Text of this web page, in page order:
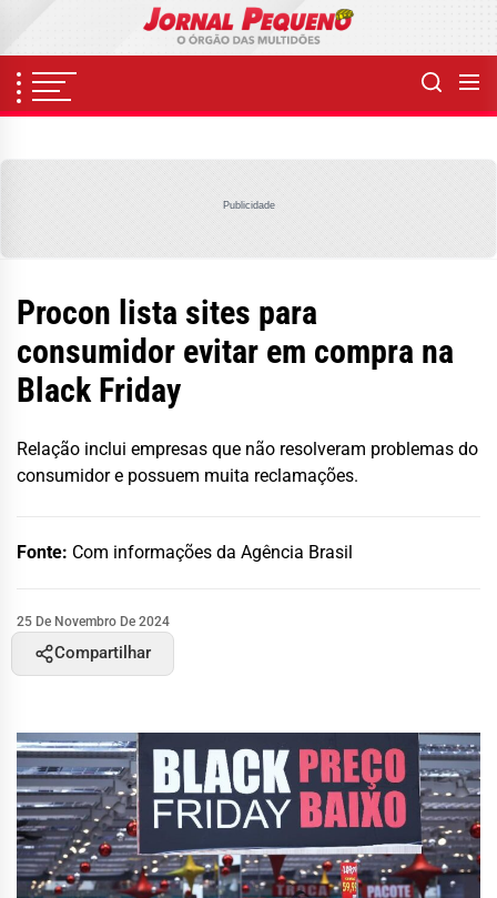
content
Publicidade
Procon lista sites para
consumidor evitar em compra na
Black Friday
Relação inclui empresas que não resolveram problemas do
consumidor e possuem muita reclamações.
Fonte: Com informações da Agência Brasil
25 De Novembro De 2024
Compartilhar